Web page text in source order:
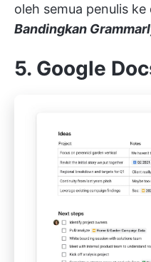
oleh semua penulis
Bandingkan
5. Google